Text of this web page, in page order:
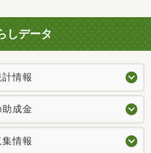
しデータ
情報
成金
情報